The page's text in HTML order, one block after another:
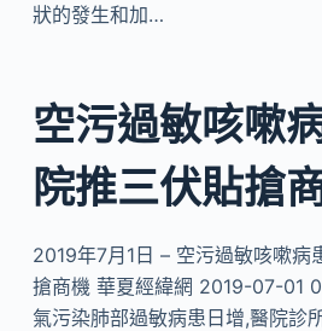
狀的發生和加…
空污過敏咳嗽
院推三伏貼搶
2019年7月1日 – 空污過敏咳嗽病
搶商機 華夏經緯網 2019-07-01
氣污染肺部過敏病患日增,醫院診